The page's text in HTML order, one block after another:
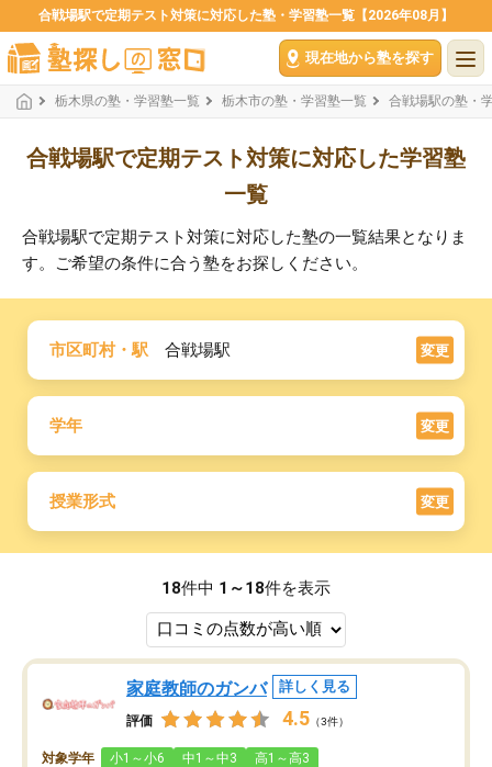
合戦場駅で定期テスト対策に対応した塾・学習塾一覧【2026年08月】
現在地から塾を探す
栃木県の塾・学習塾一覧 栃木市の塾・学習塾一覧 合戦場駅の塾・
合戦場駅で定期テスト対策に対応した学習塾
一覧
合戦場駅で定期テスト対策に対応した塾の一覧結果となりま
す。ご希望の条件に合う塾をお探しください。
市区町村・駅 合戦場駅 変更
学年 変更
授業形式 変更
18件中 1～18件を表示
家庭教師のガンバ 詳しく見る
評価 4.5 （3件）
対象学年 小1～小6 中1～中3 高1～高3